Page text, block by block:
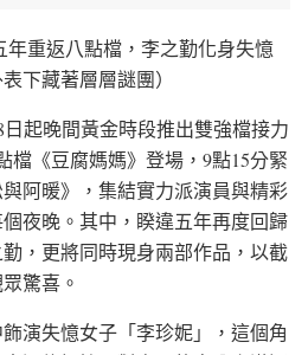
年重返八點檔，李之勤化身失憶
下藏著層層謎團）
日起晚間黃金時段推出雙強檔接力
檔《豆腐媽媽》登場，9點15分緊
阿暖》，集結實力派演員與精彩
夜晚。其中，睽違五年再度回歸
，更將同時現身兩部作品，以截
驚喜。
演失憶女子「李珍妮」，這個角